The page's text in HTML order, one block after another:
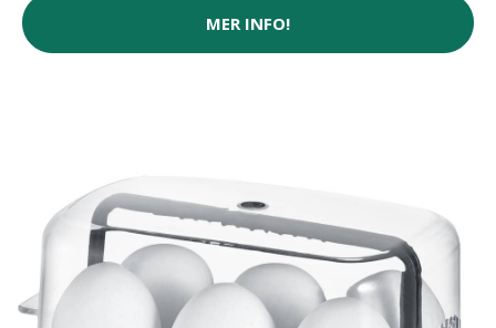
MER INFO!